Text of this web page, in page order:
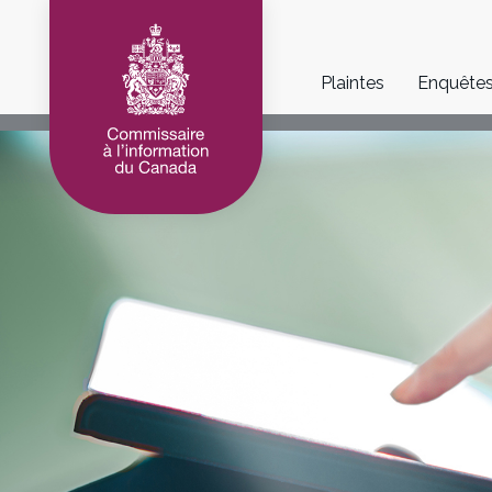
Main
navigation
Plaintes Enquêtes